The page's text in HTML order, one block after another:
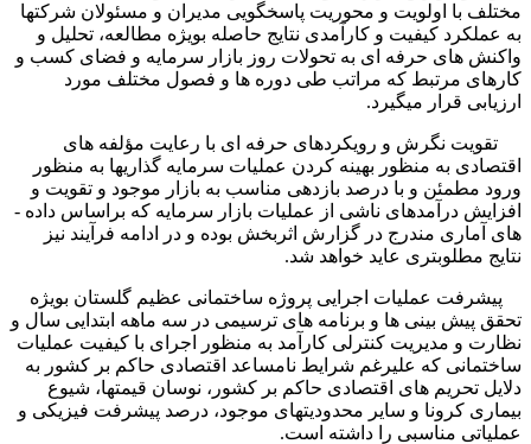
مختلف با اولویت و محوریت پاسخگویی مدیران و مسئولان شرکتها
به عملکرد کیفیت و کارآمدی نتایج حاصله بویژه مطالعه، تحلیل و
واکنش ­های حرفه ای به تحولات روز بازار سرمایه و فضای کسب و
کارهای مرتبط که مراتب طی دوره ­ها و فصول مختلف مورد
ارزیابی قرار می­گیرد.
تقویت نگرش و رویکردهای حرفه ای با رعایت مؤلفه های
اقتصادی به منظور بهینه کردن عملیات سرمایه­ گذاری­ها به منظور
ورود مطمئن و با درصد بازدهی مناسب به بازار موجود و تقویت و
افزایش درآمدهای ناشی از عملیات بازار سرمایه که براساس داده ­
های آماری مندرج در گزارش اثربخش بوده و در ادامه فرآیند نیز
نتایج مطلوب­تری عاید خواهد شد.
پیشرفت عملیات اجرایی پروژه ساختمانی عظیم گلستان بویژه
تحقق پیش بینی­ ها و برنامه های ترسیمی در سه ماهه ابتدایی سال و
نظارت و مدیریت کنترلی کارآمد به منظور اجرای با کیفیت عملیات
ساختمانی که علی­رغم شرایط نامساعد اقتصادی حاکم بر کشور به
دلایل تحریم های اقتصادی حاکم بر کشور، نوسان قیمت­ها، شیوع
بیماری کرونا و سایر محدودیت­های موجود، درصد پیشرفت فیزیکی و
عملیاتی مناسبی را داشته است.